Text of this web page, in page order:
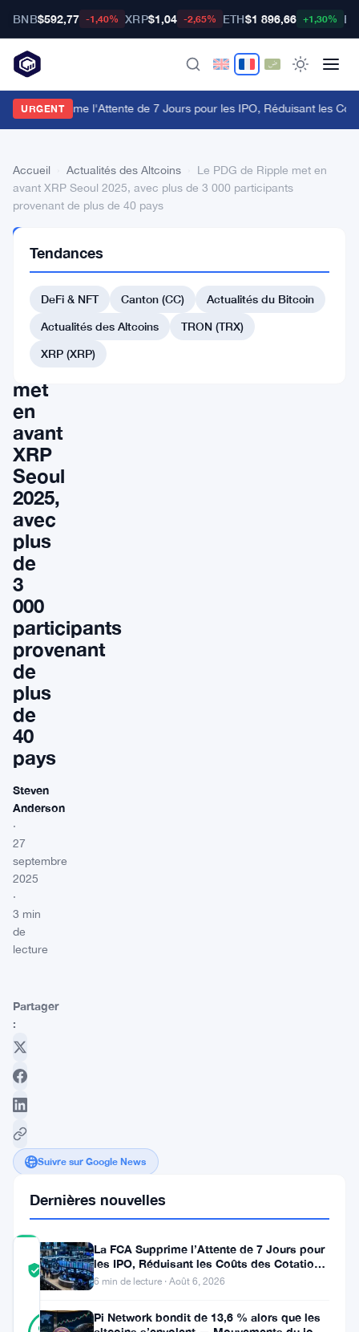
BNB$592,77 -1,40% XRP$1,04 -2,65% ETH$1 896,66 +1,30%
URGENT
FCA Supprime l'Attente de 7 Jours pour les IPO, Réduisant les
Accueil Actualités des Altcoins
Le PDG de Ripple met en
avant XRP Seoul 2025, avec plus de 3 000 participants
provenant de plus de 40 pays
DES
ALTCOINS
PDG
Ripple
met
en
avant
XRP
Seoul
2025,
avec
plus
de
3
000
participants
provenant
de
plus
de
40
pays
Steven
Anderson
·
27
septembre
2025
·
3 min
de
lecture
Partager
:
Suivre sur Google News
COMMUNITY
TRUST
SCORE
Vérifié
Vérifié
31
votes
Tendances
DeFi & NFT Canton (CC)
Actualités du Bitcoin
Actualités des Altcoins
TRON (TRX)
XRP (XRP)
Dernières nouvelles
La FCA Supprime l’Attente de 7 Jours pour
les IPO, Réduisant les Coûts des Cotations
au Royaume-Uni
6 min de lecture · Août 6, 2026
Pi Network bondit de 13,6 % alors que les